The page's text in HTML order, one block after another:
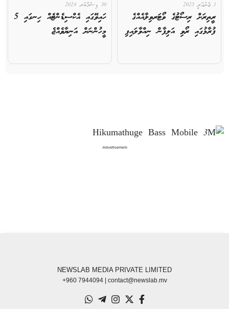
1 ޖެނުއަރީ 2025
ރީތިރަށް ރިސޯޓުގެ ވޯޓަރވިލާއެއްގެ
ފުރާޅުގައި ރޯވި އަލިފާން ނިއްވާލައިފި
30 ޑިސެމްބަރ 2024
ހައިވޭގައި އެކްސިޑެންޓެއް ހިނގައި 5
މީހުންނަށް އަނިޔާވެއްޖެ
-Advertisement-
NEWSLAB MEDIA PRIVATE LIMITED
+960 7944094 | contact@newslab.mv